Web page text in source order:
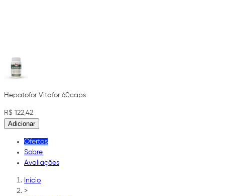
Hepatofor Vitafor 60caps
R$ 122,42
Adicionar
Ofertas
Sobre
Avaliações
Início
>